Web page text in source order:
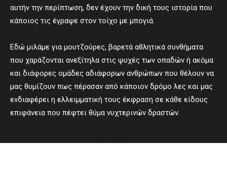
αυτήν την περίπτωση, δεν έχουν την δική τους ιστορία που
κάποιος τις έγραψε στον τοίχο με μπογιά.
Εδώ μιλάμε για μουτζούρες, βαρετά αθλητικά συνθήματα
που χαράζονται ανεξίτηλα στις ψυχές των οπαδών ή ακόμα
και διάφορες ομάδες αδιάφορων ανθρώπων που θέλουν να
μας θυμίζουν πως πέρασαν από κάποιον δρόμο λες και μας
ενδιαφέρει η ελλειμματική τους έκφραση σε κάθε είδους
επιφάνεια που πέφτει θύμα νυχτερινών δραστών.